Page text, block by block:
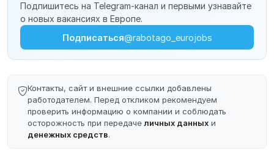
Подпишитесь на Telegram-канал и первыми узнавайте
о новых вакансиях в Европе.
Подписаться@rabotago_eurojobs
Контакты, сайт и внешние ссылки добавлены
работодателем. Перед откликом рекомендуем
проверить информацию о компании и соблюдать
осторожность при передачеличных данных и
денежных средств.